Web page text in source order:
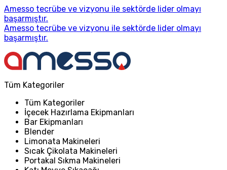
Amesso tecrübe ve vizyonu ile sektörde lider olmayı
başarmıştır.
Amesso tecrübe ve vizyonu ile sektörde lider olmayı
başarmıştır.
Tüm Kategoriler
Tüm Kategoriler
İçecek Hazırlama Ekipmanları
Bar Ekipmanları
Blender
Limonata Makineleri
Sıcak Çikolata Makineleri
Portakal Sıkma Makineleri